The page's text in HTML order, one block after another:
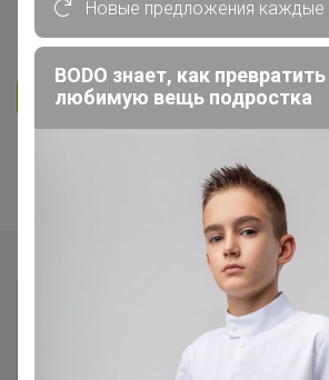
337 5.0 131.5K
Ответить
Показаны записи1-10
Новые предложения каждые
BODO знает, как
любимую вещь подростка